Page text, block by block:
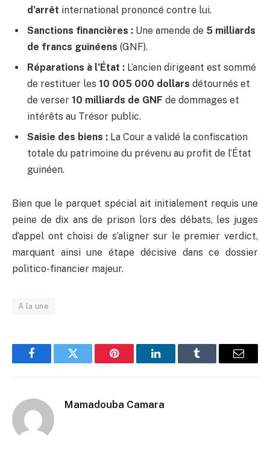
d’arrêt international prononcé contre lui.
Sanctions financières : Une amende de 5 milliards
de francs guinéens (GNF).
Réparations à l’État : L’ancien dirigeant est sommé
de restituer les 10 005 000 dollars détournés et
de verser 10 milliards de GNF de dommages et
intérêts au Trésor public.
Saisie des biens : La Cour a validé la confiscation
totale du patrimoine du prévenu au profit de l’État
guinéen.
​Bien que le parquet spécial ait initialement requis une
peine de dix ans de prison lors des débats, les juges
d’appel ont choisi de s’aligner sur le premier verdict,
marquant ainsi une étape décisive dans ce dossier
politico-financier majeur.
A la une
FacebookTwitter Pinterest LinkedInTumblr Email
Mamadouba Camara